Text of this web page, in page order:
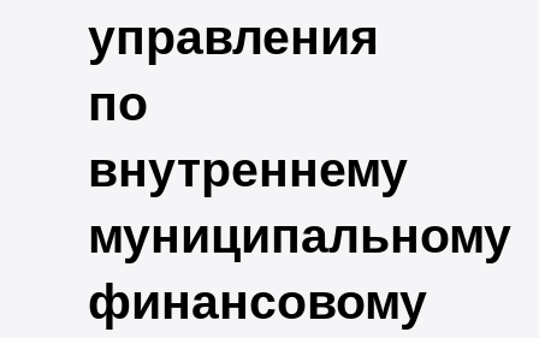
управления
по
внутреннему
муниципальному
финансовому